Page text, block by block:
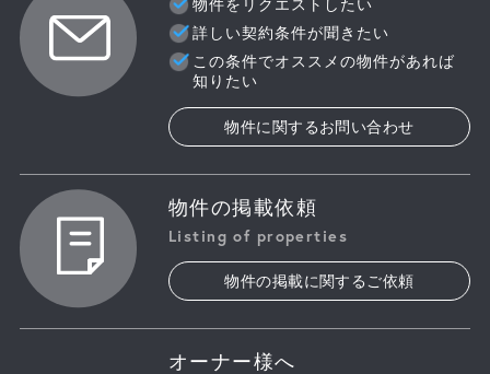
物件をリクエストしたい
詳しい契約条件が聞きたい
この条件でオススメの物件があれば
知りたい
物件に関するお問い合わせ
物件の掲載依頼
Listing of properties
物件の掲載に関するご依頼
オーナー様へ